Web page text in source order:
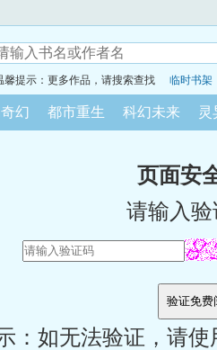
馨提示：更多作品，请搜索查找 临时书架
幻 都市重生 科幻未来 灵
页面安
请输入验
：如无法验证，请使